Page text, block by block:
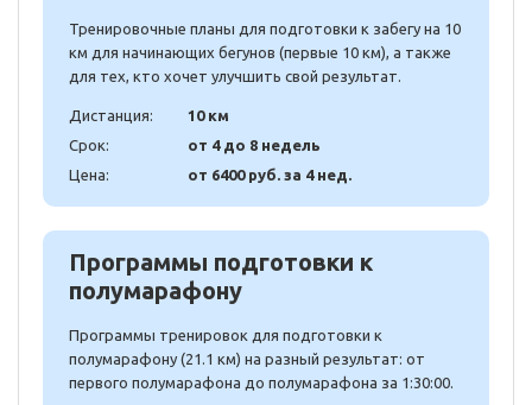
Тренировочные планы для подготовки к забегу на 10
км для начинающих бегунов (первые 10 км), а также
для тех, кто хочет улучшить свой результат.
Дистанция:
10 км
Срок:
от 4 до 8 недель
Цена:
от 6400 руб. за 4 нед.
Программы подготовки к
полумарафону
Программы тренировок для подготовки к
полумарафону (21.1 км) на разный результат: от
первого полумарафона до полумарафона за 1:30:00.